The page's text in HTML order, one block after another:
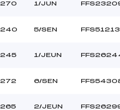
270 1/JUN
240 5/SEN
245 1/JEUN
272 6/SEN
265 2/JEUN